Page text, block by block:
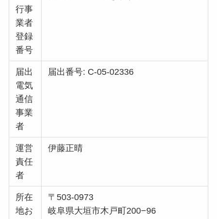
行事
業者
登録
番号
届出
電気
通信
事業
者
届出番号: C-05-02336
運営
責任
者
伊藤正晴
所在
地お
〒503-0973
岐阜県大垣市木戸町200−96